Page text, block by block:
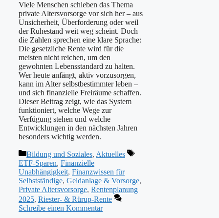
Viele Menschen schieben das Thema
private Altersvorsorge vor sich her – aus
Unsicherheit, Überforderung oder weil
der Ruhestand weit weg scheint. Doch
die Zahlen sprechen eine klare Sprache:
Die gesetzliche Rente wird für die
meisten nicht reichen, um den
gewohnten Lebensstandard zu halten.
Wer heute anfängt, aktiv vorzusorgen,
kann im Alter selbstbestimmter leben –
und sich finanzielle Freiräume schaffen.
Dieser Beitrag zeigt, wie das System
funktioniert, welche Wege zur
Verfügung stehen und welche
Entwicklungen in den nächsten Jahren
besonders wichtig werden.
Kategorien
Bildung und Soziales, Aktuelles
Schlagwörter
ETF-Sparen, Finanzielle
Unabhängigkeit, Finanzwissen für
Selbstständige, Geldanlage & Vorsorge,
Private Altersvorsorge, Rentenplanung
2025, Riester- & Rürup-Rente
Schreibe einen Kommentar